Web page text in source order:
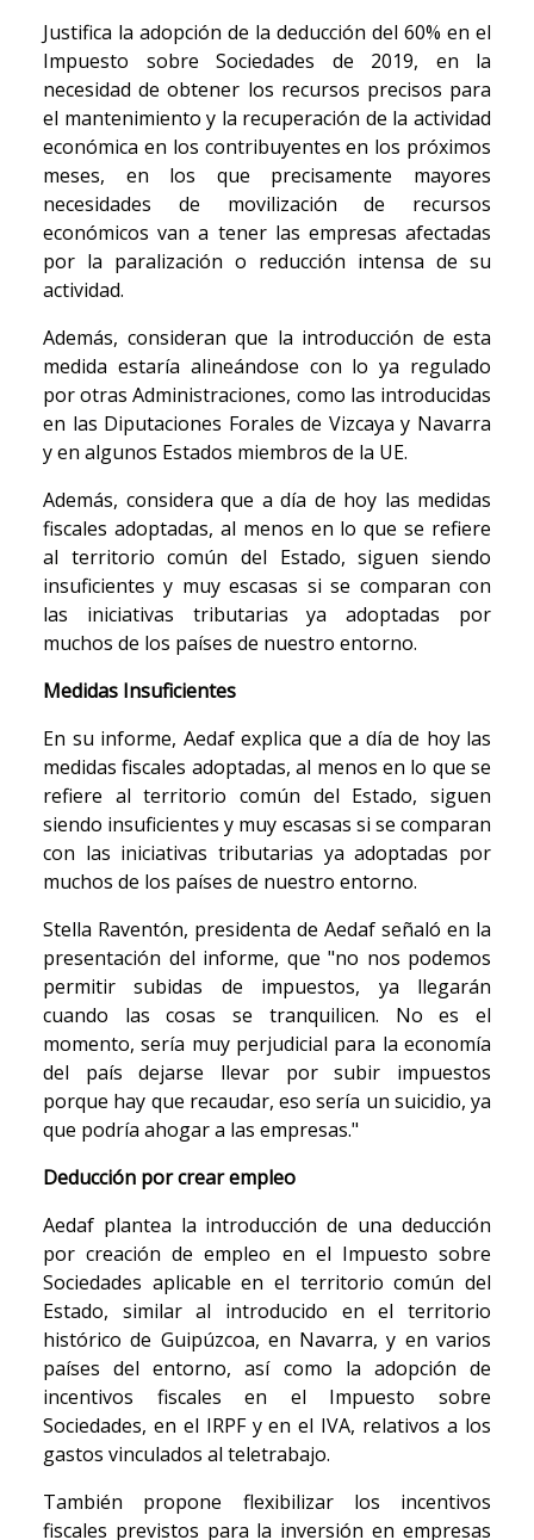
Justifica la adopción de la deducción del 60% en el
Impuesto sobre Sociedades de 2019, en la
necesidad de obtener los recursos precisos para
el mantenimiento y la recuperación de la actividad
económica en los contribuyentes en los próximos
meses, en los que precisamente mayores
necesidades de movilización de recursos
económicos van a tener las empresas afectadas
por la paralización o reducción intensa de su
actividad.
Además, consideran que la introducción de esta
medida estaría alineándose con lo ya regulado
por otras Administraciones, como las introducidas
en las Diputaciones Forales de Vizcaya y Navarra
y en algunos Estados miembros de la UE.
Además, considera que a día de hoy las medidas
fiscales adoptadas, al menos en lo que se refiere
al territorio común del Estado, siguen siendo
insuficientes y muy escasas si se comparan con
las iniciativas tributarias ya adoptadas por
muchos de los países de nuestro entorno.
Medidas Insuficientes
En su informe, Aedaf explica que a día de hoy las
medidas fiscales adoptadas, al menos en lo que se
refiere al territorio común del Estado, siguen
siendo insuficientes y muy escasas si se comparan
con las iniciativas tributarias ya adoptadas por
muchos de los países de nuestro entorno.
Stella Raventón, presidenta de Aedaf señaló en la
presentación del informe, que "no nos podemos
permitir subidas de impuestos, ya llegarán
cuando las cosas se tranquilicen. No es el
momento, sería muy perjudicial para la economía
del país dejarse llevar por subir impuestos
porque hay que recaudar, eso sería un suicidio, ya
que podría ahogar a las empresas."
Deducción por crear empleo
Aedaf plantea la introducción de una deducción
por creación de empleo en el Impuesto sobre
Sociedades aplicable en el territorio común del
Estado, similar al introducido en el territorio
histórico de Guipúzcoa, en Navarra, y en varios
países del entorno, así como la adopción de
incentivos fiscales en el Impuesto sobre
Sociedades, en el IRPF y en el IVA, relativos a los
gastos vinculados al teletrabajo.
También propone flexibilizar los incentivos
fiscales previstos para la inversión en empresas